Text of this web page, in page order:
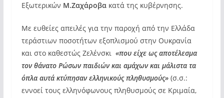
Εξωτερικών Μ.Ζαχάροβακατά της κυβέρνησης.
Με ευθείες απειλές για την παροχή από την Ελλάδα
τεράστιων ποσοτήτων εξοπλισμού στην Ουκρανία
και στο καθεστώς Ζελένσκι «που είχε ως αποτέλεσμα
τον θάνατο Ρώσων παιδιών και αμάχων και μάλιστα τα
όπλα αυτά κτύπησαν ελληνικούς πληθυσμούς» (σ.σ.:
εννοεί τους ελληνόφωνους πληθυσμούς σε Κριμαία,